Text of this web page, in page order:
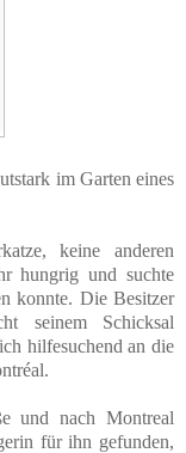
im Garten eines
keine anderen
hungrig und suchte
konnte. Die Besitzer
seinem Schicksal
hilfesuchend an die
und nach Montreal
für ihn gefunden,